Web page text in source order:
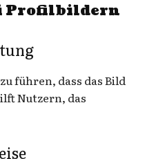
Profilbildern
führen, dass das Bild
Nutzern, das